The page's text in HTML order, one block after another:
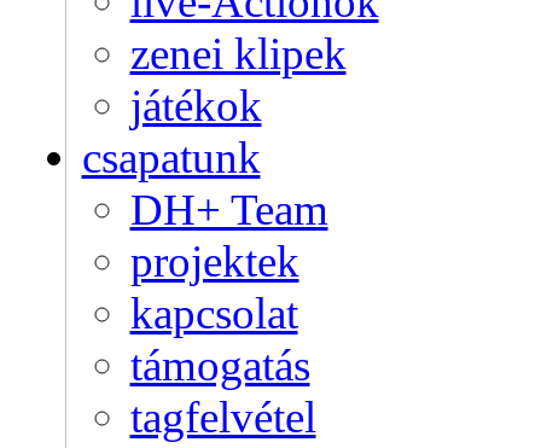
zenei klipek
játékok
csapatunk
DH+ Team
projektek
kapcsolat
támogatás
tagfelvétel